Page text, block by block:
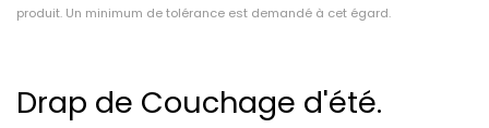
produit. Un minimum de tolérance est demandé à cet égard.
Drap de Couchage d'été.